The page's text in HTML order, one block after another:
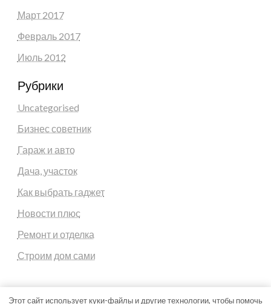
Март 2017
Февраль 2017
Июль 2012
Рубрики
Uncategorised
Бизнес советник
Гараж и авто
Дача, участок
Как выбрать гаджет
Новости плюс
Ремонт и отделка
Строим дом сами
Этот сайт использует куки-файлы и другие технологии, чтобы помочь